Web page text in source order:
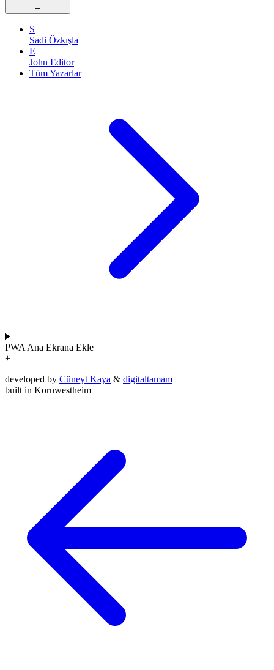
–
S
Sadi Özkışla
E
John Editor
Tüm Yazarlar
PWA Ana Ekrana Ekle
+
developed by Cüneyt Kaya & digitaltamam
built in Kornwestheim